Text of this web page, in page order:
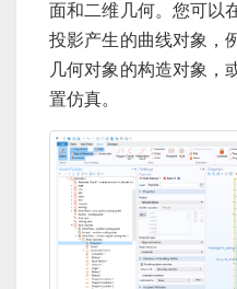
面和二维几何。您可以
投影产生的曲线对象，
几何对象的构造对象，
置仿真。